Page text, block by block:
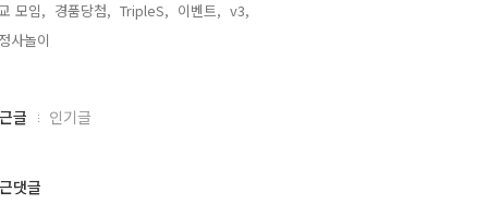
모임, 경품당첨, TripleS, 이벤트, v3,
사놀이,
글 인기글
댓글